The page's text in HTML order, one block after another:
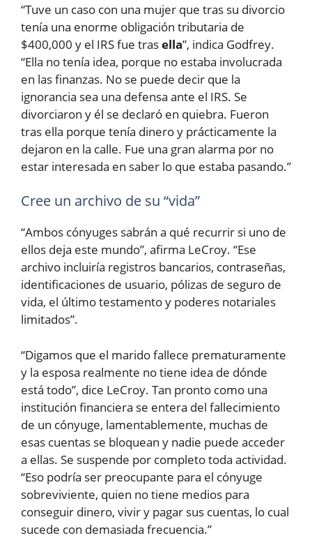
“Tuve un caso con una mujer que tras su divorcio
tenía una enorme obligación tributaria de
$400,000 y el IRS fue trasella”, indica Godfrey.
“Ella no tenía idea, porque no estaba involucrada
en las finanzas. No se puede decir que la
ignorancia sea una defensa ante el IRS. Se
divorciaron y él se declaró en quiebra. Fueron
tras ella porque tenía dinero y prácticamente la
dejaron en la calle. Fue una gran alarma por no
estar interesada en saber lo que estaba pasando.”
Cree un archivo de su “vida”
“Ambos cónyuges sabrán a qué recurrir si uno de
ellos deja este mundo”, afirma LeCroy. “Ese
archivo incluiría registros bancarios, contraseñas,
identificaciones de usuario, pólizas de seguro de
vida, el último testamento y poderes notariales
limitados”.
“Digamos que el marido fallece prematuramente
y la esposa realmente no tiene idea de dónde
está todo”, dice LeCroy. Tan pronto como una
institución financiera se entera del fallecimiento
de un cónyuge, lamentablemente, muchas de
esas cuentas se bloquean y nadie puede acceder
a ellas. Se suspende por completo toda actividad.
“Eso podría ser preocupante para el cónyuge
sobreviviente, quien no tiene medios para
conseguir dinero, vivir y pagar sus cuentas, lo cual
sucede con demasiada frecuencia.”